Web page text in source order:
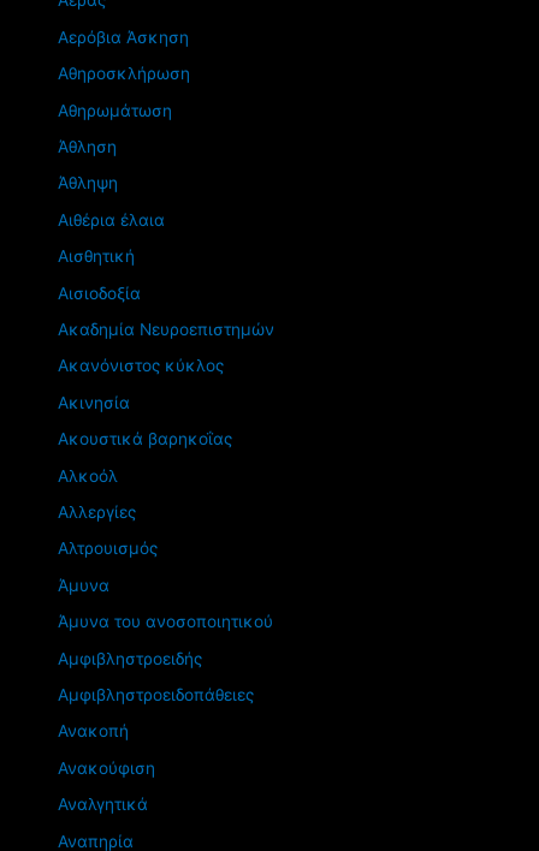
Αερόβια Άσκηση
Αθηροσκλήρωση
Αθηρωμάτωση
Άθληση
Άθληψη
Αιθέρια έλαια
Αισθητική
Αισιοδοξία
Ακαδημία Νευροεπιστημών
Ακανόνιστος κύκλος
Ακινησία
Ακουστικά βαρηκοΐας
Αλκοόλ
Αλλεργίες
Αλτρουισμός
Άμυνα
Άμυνα του ανοσοποιητικού
Αμφιβληστροειδής
Αμφιβληστροειδοπάθειες
Ανακοπή
Ανακούφιση
Αναλγητικά
Αναπηρία